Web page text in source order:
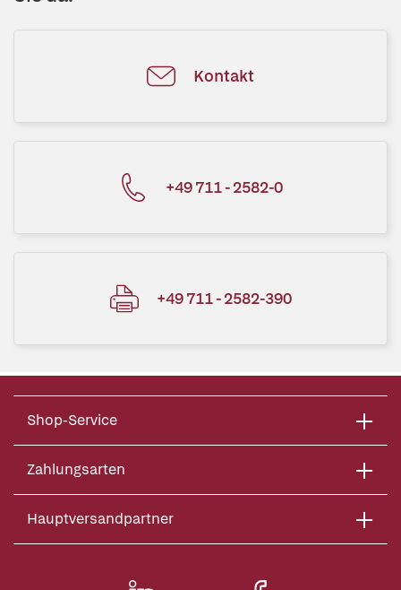
Kontakt
+49 711 - 2582-0
+49 711 - 2582-390
Shop-Service
Zahlungsarten
Hauptversandpartner